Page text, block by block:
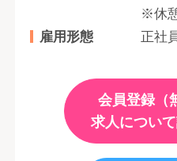
※休
雇用形態
正社
会員登録（
求人につい